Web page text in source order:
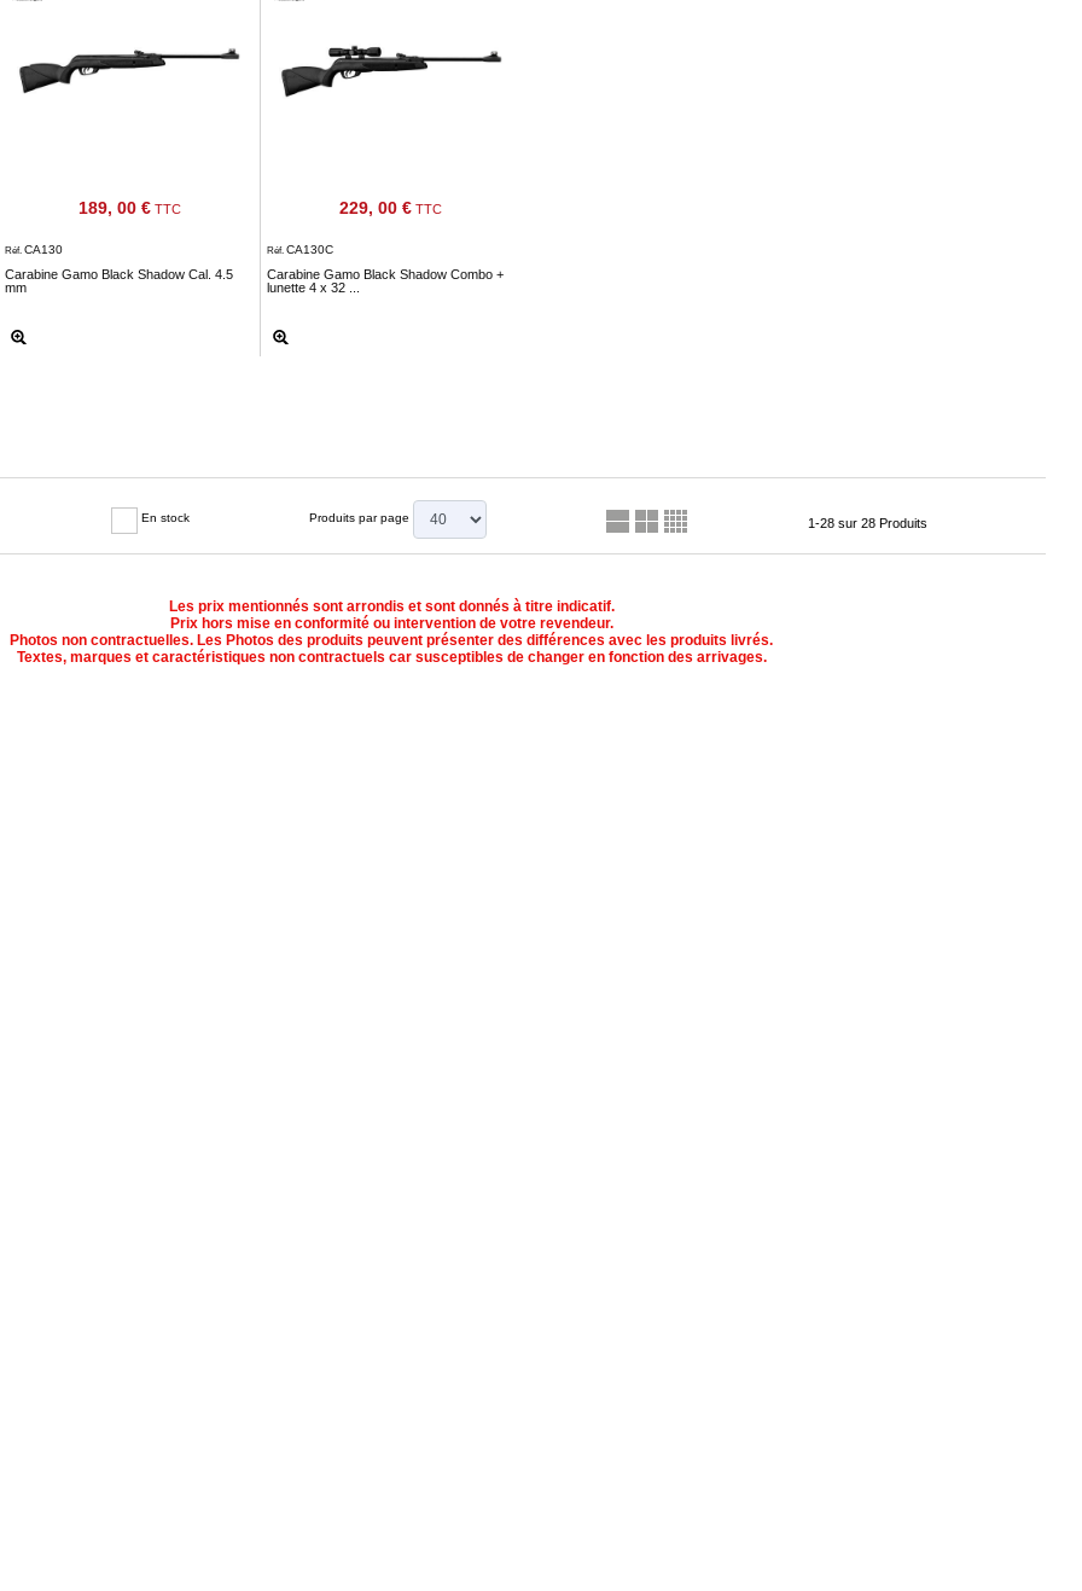
189, 00 €TTC
Carabine Gamo Black Shadow Cal. 4.5
mm
Réf. CA130
229, 00 € TTC
Carabine Gamo Black Shadow Combo +
lunette 4 x 32 ...
Réf. CA130C
En stock Produits par page 1-28 sur 28 Produits
Les prix mentionnés sont arrondis et sont donnés à titre indicatif.
Prix hors mise en conformité ou intervention de votre revendeur.
Photos non contractuelles. Les Photos des produits peuvent présenter des différences avec les produits livrés.
Textes, marques et caractéristiques non contractuels car susceptibles de changer en fonction des arrivages.